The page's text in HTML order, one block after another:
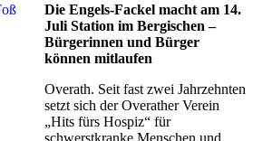
Die Engels-Fackel macht am 14.
Juli Station im Bergischen –
Bürgerinnen und Bürger
können mitlaufen
Overath. Seit fast zwei Jahrzehnten
setzt sich der Overather Verein
„Hits fürs Hospiz“ für
schwerstkranke Menschen und